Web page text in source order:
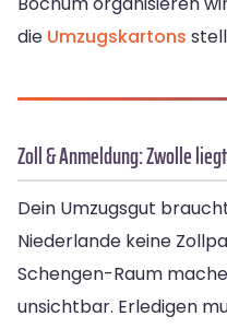
die Umzugskartons
Zoll & Anmeldung: Zwolle
Dein Umzugsgut
Niederlande keine
Schengen-Raum
unsichtbar. Erledigen